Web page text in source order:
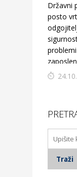
Državni
posto